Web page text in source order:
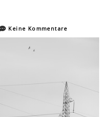
Keine Kommentare